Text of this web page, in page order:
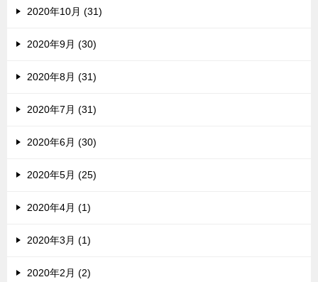
2020年10月 (31)
2020年9月 (30)
2020年8月 (31)
2020年7月 (31)
2020年6月 (30)
2020年5月 (25)
2020年4月 (1)
2020年3月 (1)
2020年2月 (2)